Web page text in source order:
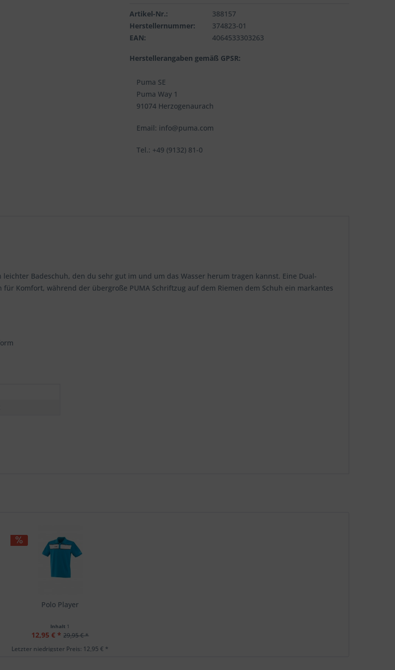
Artikel-Nr.:
388157
Herstellernummer:
374823-01
EAN:
4064533303263
Herstellerangaben gemäß GPSR:
Puma SE
Puma Way 1
91074 Herzogenaurach
Email: info@puma.com
Tel.: +49 (9132) 81-0
Badeschuh, den du sehr gut im und um das Wasser herum tragen kannst. Eine Dual-
Komfort, während der übergroße PUMA Schriftzug auf dem Riemen dem Schuh ein markantes
Polo Player
Inhalt 1
12,95 € * 29,95 € *
Letzter niedrigster Preis: 12,95 € *